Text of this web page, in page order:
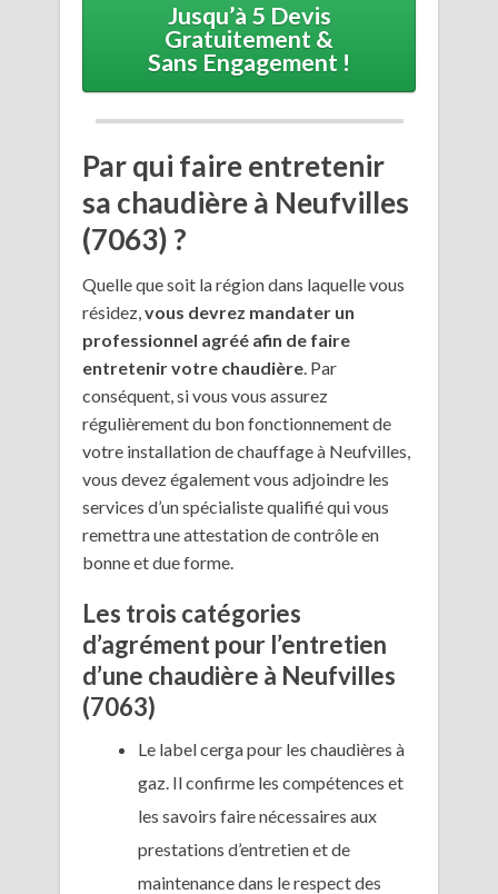
Jusqu’à 5 Devis
Gratuitement &
Sans Engagement !
Par qui faire entretenir
sa chaudière à Neufvilles
(7063) ?
Quelle que soit la région dans laquelle vous
résidez,vous devrez mandater un
professionnel agréé afin de faire
entretenir votre chaudière. Par
conséquent, si vous vous assurez
régulièrement du bon fonctionnement de
votre installation de chauffage à Neufvilles,
vous devez également vous adjoindre les
services d’un spécialiste qualifié qui vous
remettra une attestation de contrôle en
bonne et due forme.
Les trois catégories
d’agrément pour l’entretien
d’une chaudière à Neufvilles
(7063)
Le label cerga pour les chaudières à
gaz. Il confirme les compétences et
les savoirs faire nécessaires aux
prestations d’entretien et de
maintenance dans le respect des